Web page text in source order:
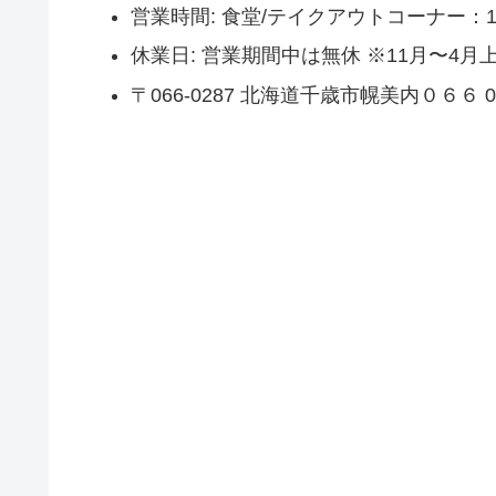
営業時間: 食堂/テイクアウトコーナー
休業日: 営業期間中は無休 ※11月〜4月
〒066-0287 北海道千歳市幌美内０６６